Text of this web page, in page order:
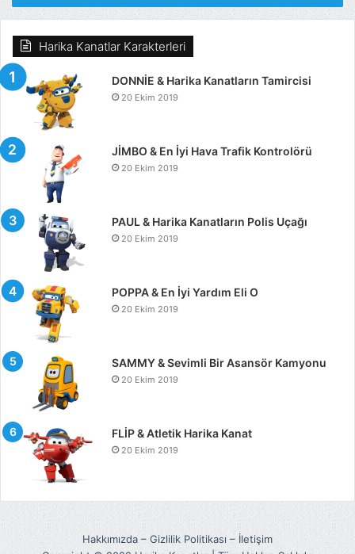
Harika Kanatlar Karakterleri
DONNİE & Harika Kanatların Tamircisi
20 Ekim 2019
JİMBO & En İyi Hava Trafik Kontrolörü
20 Ekim 2019
PAUL & Harika Kanatların Polis Uçağı
20 Ekim 2019
POPPA & En İyi Yardım Eli O
20 Ekim 2019
SAMMY & Sevimli Bir Asansör Kamyonu
20 Ekim 2019
FLİP & Atletik Harika Kanat
20 Ekim 2019
Hakkımızda– Gizlilik Politikası– İletişim